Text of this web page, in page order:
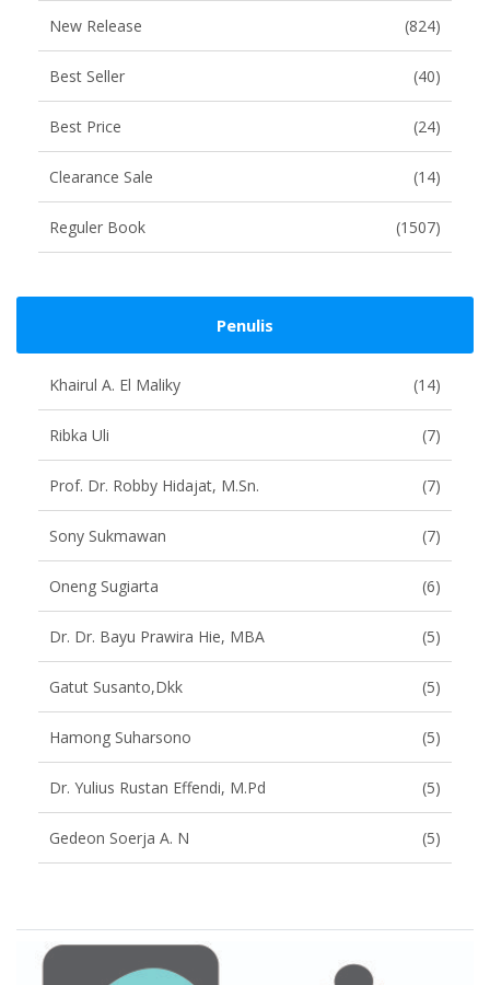
New Release (824)
Best Seller (40)
Best Price (24)
Clearance Sale (14)
Reguler Book (1507)
Penulis
Khairul A. El Maliky (14)
Ribka Uli (7)
Prof. Dr. Robby Hidajat, M.Sn. (7)
Sony Sukmawan (7)
Oneng Sugiarta (6)
Dr. Dr. Bayu Prawira Hie, MBA (5)
Gatut Susanto,dkk (5)
Hamong Suharsono (5)
Dr. Yulius Rustan Effendi, M.Pd (5)
Gedeon Soerja A. N (5)
Brand Slider